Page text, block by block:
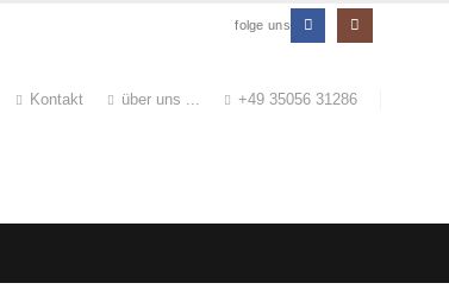
folge uns
Kontakt über uns ... +49 35056 31286